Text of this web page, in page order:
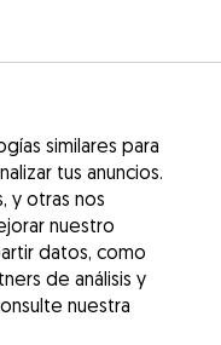
similares para
tus anuncios.
y otras nos
nuestro
datos, como
de análisis y
nuestra